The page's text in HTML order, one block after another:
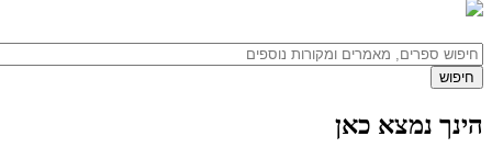
הינך נמצא כאן